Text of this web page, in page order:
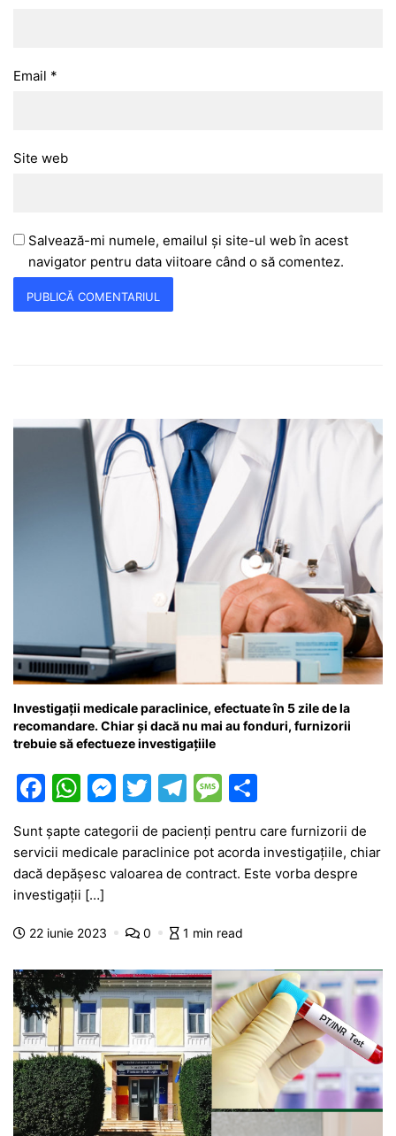
Email *
Site web
Salvează-mi numele, emailul și site-ul web în acest
navigator pentru data viitoare când o să comentez.
Investigații medicale paraclinice, efectuate în 5 zile de la
recomandare. Chiar și dacă nu mai au fonduri, furnizorii
trebuie să efectueze investigațiile
F
c
e
b
o
k
W
at
s
A
p
M
s
s
n
er
T
itt
er
T
e
gr
m
M
s
s
g
ta
je
Sunt șapte categorii de pacienți pentru care furnizorii de
servicii medicale paraclinice pot acorda investigaţiile, chiar
dacă depăşesc valoarea de contract. Este vorba despre
investigaţii […]
22 iunie 2023 0 1 min read